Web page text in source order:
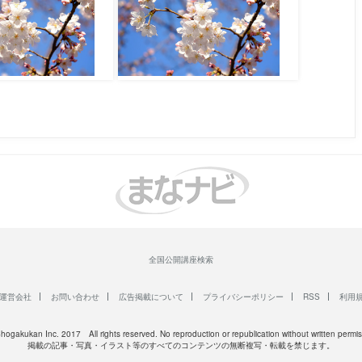
全国公開講座検索
営会社 お問い合わせ 広告掲載について プライバシーポリシー RSS 利用
Inc. 2017 All rights reserved. No reproduction or republication without written
掲載の記事・写真・イラスト等のすべてのコンテンツの無断複写・転載を禁じます。